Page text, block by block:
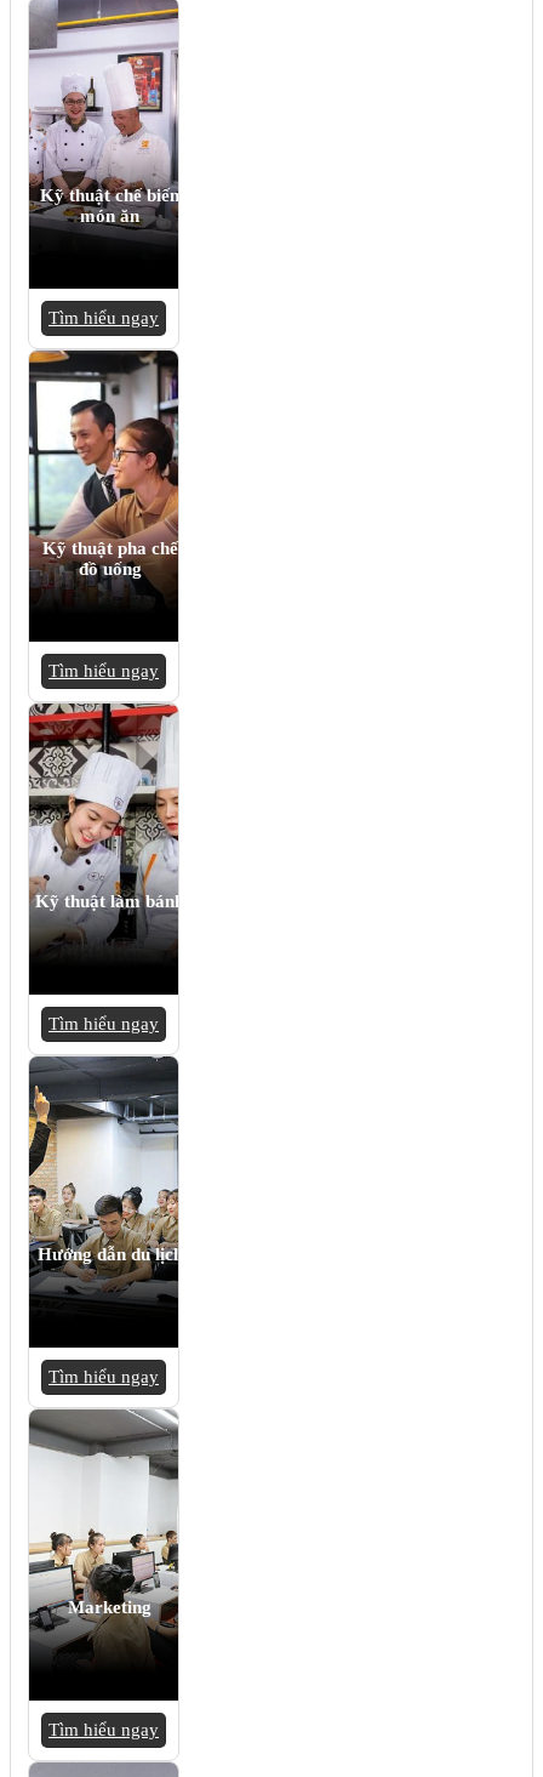
Kỹ thuật chế biến
món ăn
Tìm hiểu ngay
Kỹ thuật pha chế
đồ uống
Tìm hiểu ngay
Kỹ thuật làm bánh
Tìm hiểu ngay
Hướng dẫn du lịch
Tìm hiểu ngay
Marketing
Tìm hiểu ngay